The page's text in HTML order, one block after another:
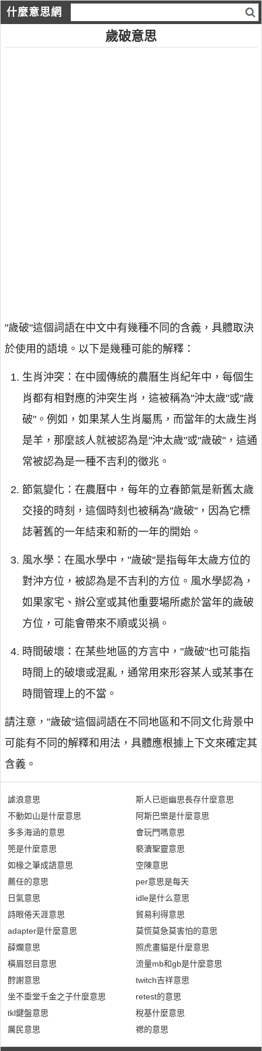
什麼意思網
歲破意思
"歲破"這個詞語在中文中有幾種不同的含義，具體取決
於使用的語境。以下是幾種可能的解釋：
生肖沖突：在中國傳統的農曆生肖紀年中，每個生
肖都有相對應的沖突生肖，這被稱為"沖太歲"或"歲
破"。例如，如果某人生肖屬馬，而當年的太歲生肖
是羊，那麼該人就被認為是"沖太歲"或"歲破"，這通
常被認為是一種不吉利的徵兆。
節氣變化：在農曆中，每年的立春節氣是新舊太歲
交接的時刻，這個時刻也被稱為"歲破"，因為它標
誌著舊的一年結束和新的一年的開始。
風水學：在風水學中，"歲破"是指每年太歲方位的
對沖方位，被認為是不吉利的方位。風水學認為，
如果家宅、辦公室或其他重要場所處於當年的歲破
方位，可能會帶來不順或災禍。
時間破壞：在某些地區的方言中，"歲破"也可能指
時間上的破壞或混亂，通常用來形容某人或某事在
時間管理上的不當。
請注意，"歲破"這個詞語在不同地區和不同文化背景中
可能有不同的解釋和用法，具體應根據上下文來確定其
含義。
謔浪意思
不動如山是什麼意思
多多海涵的意思
篼是什麼意思
如椽之筆成語意思
薦任的意思
日氣意思
詩眼倦天涯意思
adapter是什麼意思
薛爛意思
橫眉怒目意思
酧謝意思
坐不垂堂千金之子什麼意思
tkl鍵盤意思
厲民意思
斯人已逝幽思長存什麼意思
阿斯巴樂是什麼意思
會玩門嗎意思
褻瀆聖靈意思
空陳意思
per意思是每天
idle是什么意思
貿易利得意思
莫慌莫急莫害怕的意思
照虎畫貓是什麼意思
流量mb和gb是什麼意思
twitch吉祥意思
retest的意思
稅基什麼意思
禗的意思